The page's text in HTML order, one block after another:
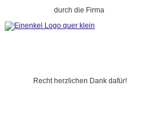
durch die Firma
Recht herzlichen Dank dafür!